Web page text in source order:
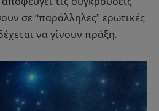
σε “παράλληλες” ερωτικές
να γίνουν πράξη.